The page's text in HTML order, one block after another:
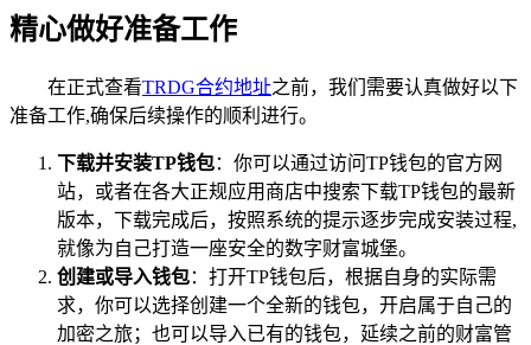
精心做好准备工作
在正式查看TRDG合约地址之前，我们需要认真做好以下
准备工作,确保后续操作的顺利进行。
下载并安装TP钱包：你可以通过访问TP钱包的官方网
站，或者在各大正规应用商店中搜索下载TP钱包的最新
版本，下载完成后，按照系统的提示逐步完成安装过程,
就像为自己打造一座安全的数字财富城堡。
创建或导入钱包：打开TP钱包后，根据自身的实际需
求，你可以选择创建一个全新的钱包，开启属于自己的
加密之旅；也可以导入已有的钱包，延续之前的财富管